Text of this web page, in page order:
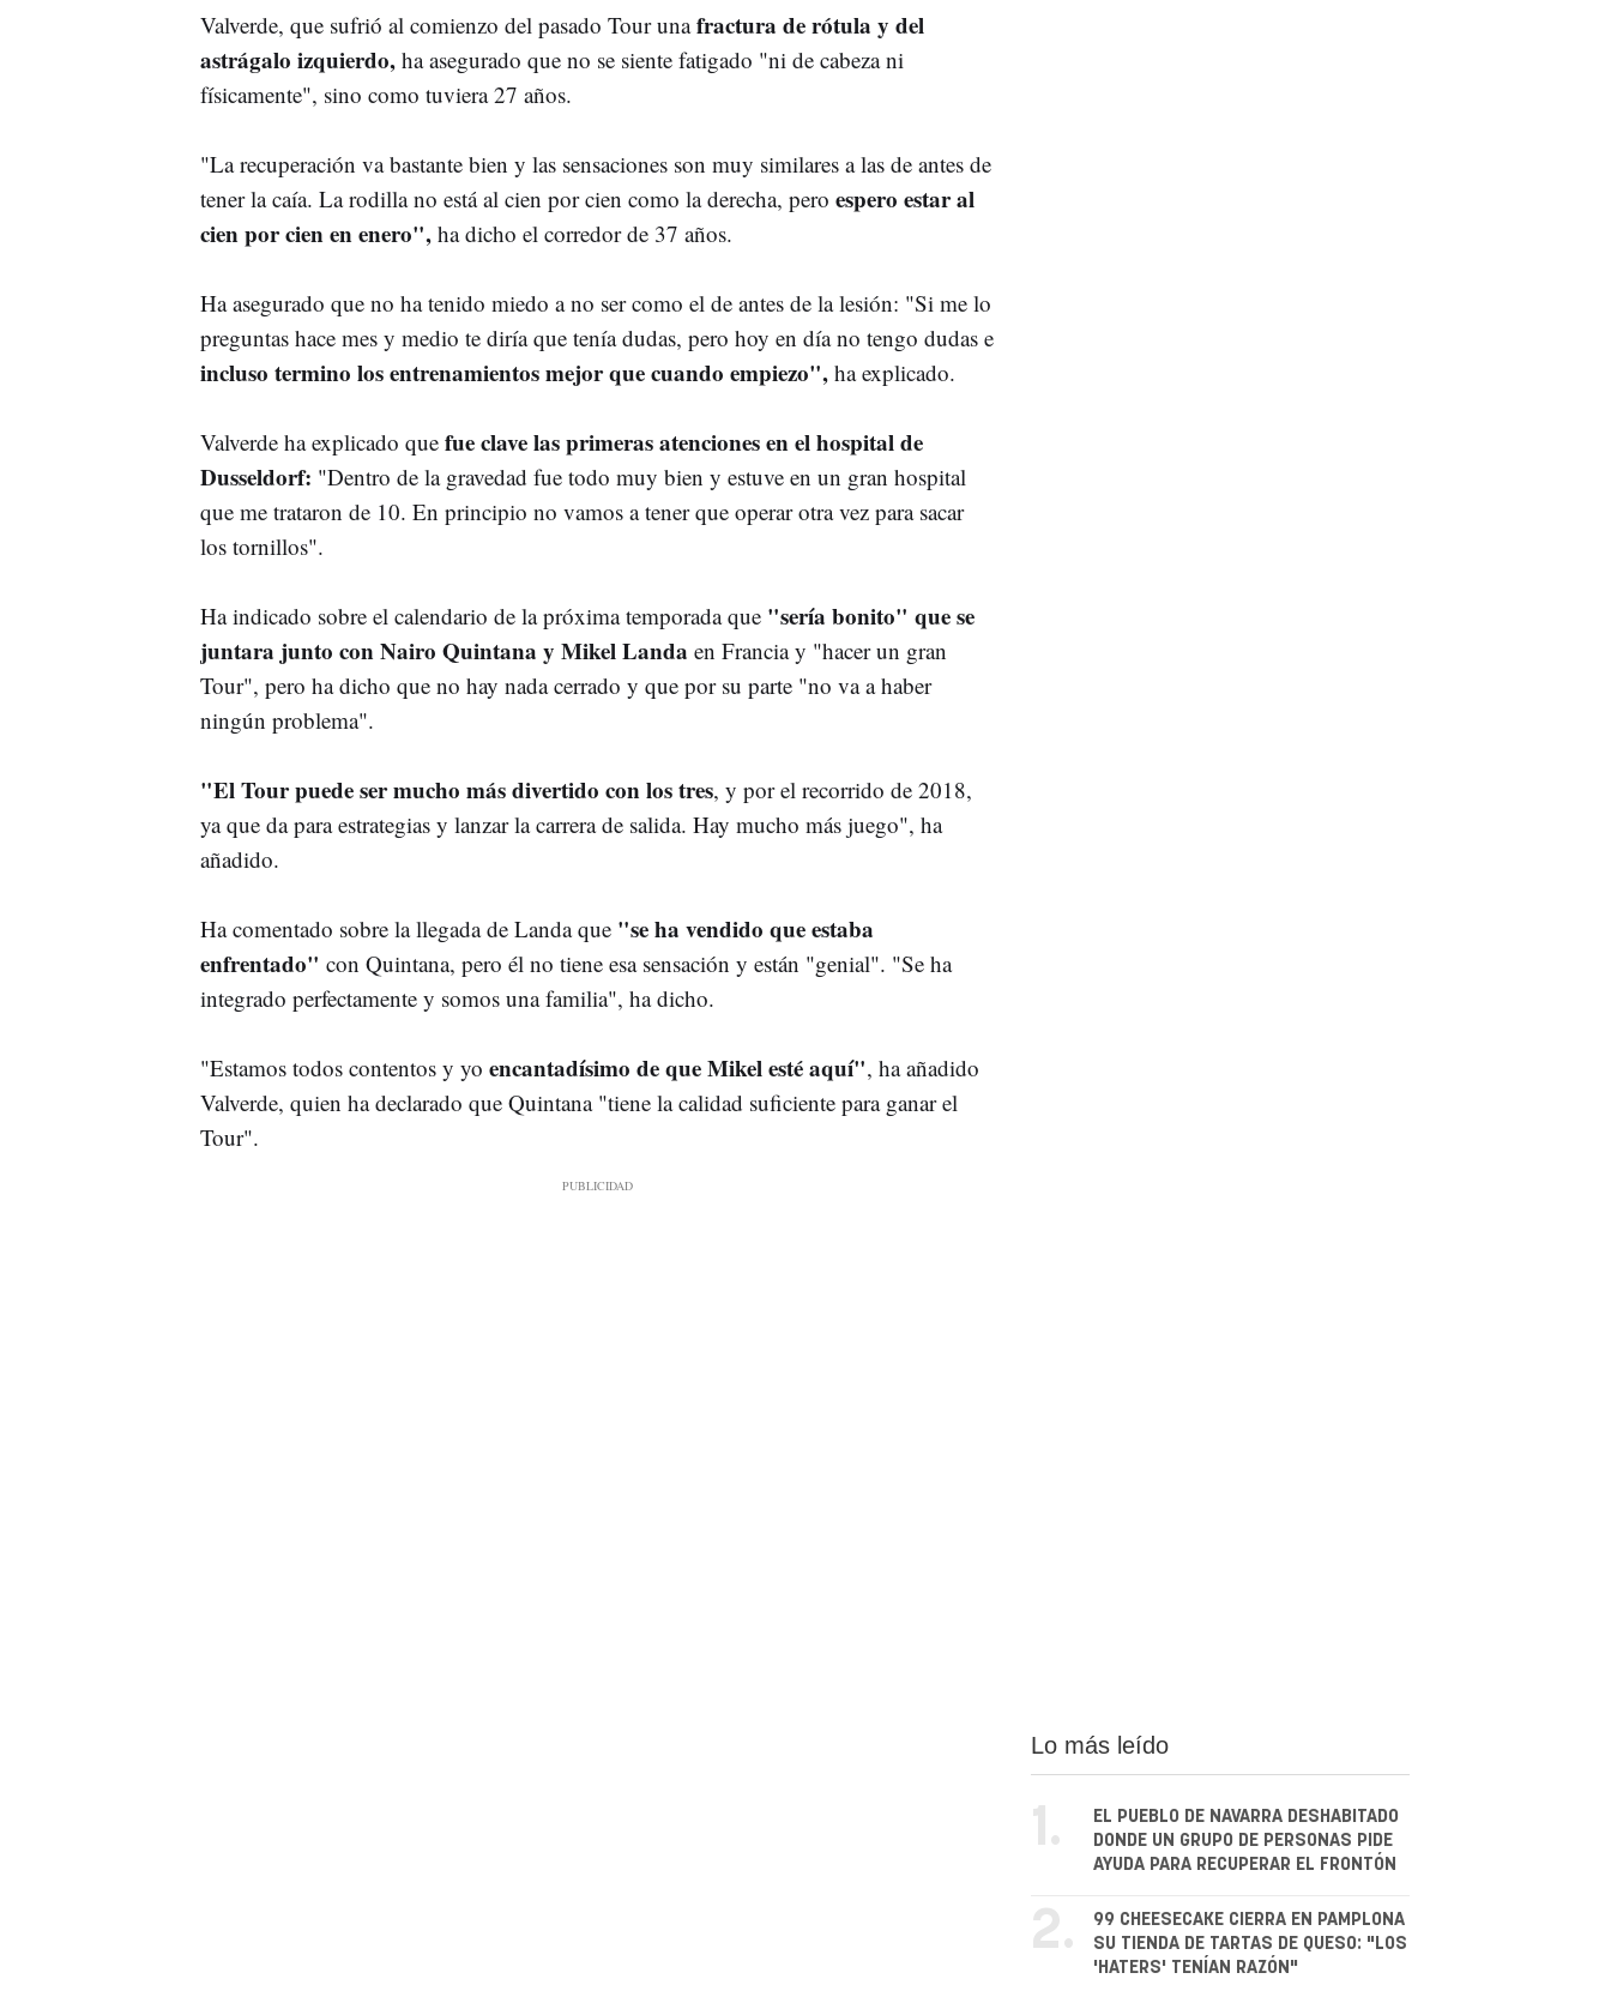
Valverde, que sufrió al comienzo del pasado Tour unafractura de rótula y del
astrágalo izquierdo,ha asegurado que no se siente fatigado "ni de cabeza ni
físicamente", sino como tuviera 27 años.
"La recuperación va bastante bien y las sensaciones son muy similares a las de antes de
tener la caía. La rodilla no está al cien por cien como la derecha, pero espero estar al
cien por cien en enero",ha dicho el corredor de 37 años.
Ha asegurado que no ha tenido miedo a no ser como el de antes de la lesión: "Si me lo
preguntas hace mes y medio te diría que tenía dudas, pero hoy en día no tengo dudas e
incluso termino los entrenamientos mejor que cuando empiezo",ha explicado.
Valverde ha explicado quefue clave las primeras atenciones en el hospital de
Dusseldorf: "Dentro de la gravedad fue todo muy bien y estuve en un gran hospital
que me trataron de 10. En principio no vamos a tener que operar otra vez para sacar
los tornillos".
Ha indicado sobre el calendario de la próxima temporada que"sería bonito" que se
juntara junto con Nairo Quintana y Mikel Landa en Francia y "hacer un gran
Tour", pero ha dicho que no hay nada cerrado y que por su parte "no va a haber
ningún problema".
"El Tour puede ser mucho más divertido con los tres, y por el recorrido de 2018,
ya que da para estrategias y lanzar la carrera de salida. Hay mucho más juego", ha
añadido.
Ha comentado sobre la llegada de Landa que"se ha vendido que estaba
enfrentado" con Quintana, pero él no tiene esa sensación y están "genial". "Se ha
integrado perfectamente y somos una familia", ha dicho.
"Estamos todos contentos y yo encantadísimo de que Mikel esté aquí", ha añadido
Valverde, quien ha declarado que Quintana "tiene la calidad suficiente para ganar el
Tour".
Lo más leído
1.
EL PUEBLO DE NAVARRA DESHABITADO
DONDE UN GRUPO DE PERSONAS PIDE
AYUDA PARA RECUPERAR EL FRONTÓN
2.
99 CHEESECAKE CIERRA EN PAMPLONA
SU TIENDA DE TARTAS DE QUESO: "LOS
'HATERS' TENÍAN RAZÓN"